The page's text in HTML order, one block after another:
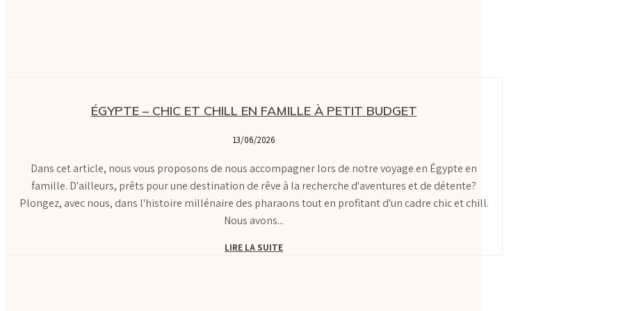
ÉGYPTE – CHIC ET CHILL EN FAMILLE À PETIT BUDGET
13/06/2026
Dans cet article, nous vous proposons de nous accompagner lors de notre voyage en Égypte en
famille. D'ailleurs, prêts pour une destination de rêve à la recherche d'aventures et de détente?
Plongez, avec nous, dans l'histoire millénaire des pharaons tout en profitant d'un cadre chic et chill.
Nous avons...
LIRE LA SUITE